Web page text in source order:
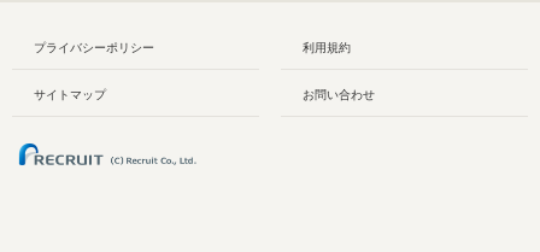
プライバシーポリシー 利用規約
サイトマップ お問い合わせ